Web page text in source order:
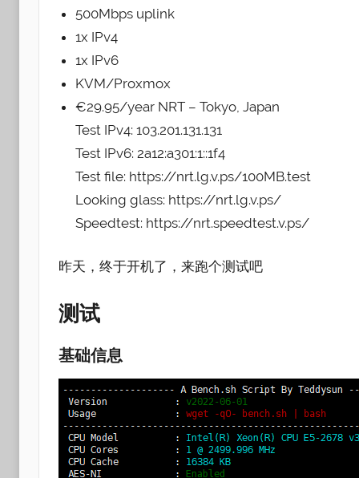
500Mbps uplink
1x IPv4
1x IPv6
KVM/Proxmox
€29.95/year NRT – Tokyo, Japan
Test IPv4: 103.201.131.131
Test IPv6: 2a12:a301:1::1f4
Test file: https://nrt.lg.v.ps/100MB.test
Looking glass: https://nrt.lg.v.ps/
Speedtest: https://nrt.speedtest.v.ps/
昨天，终于开机了，来跑个测试吧
测试
基础信息